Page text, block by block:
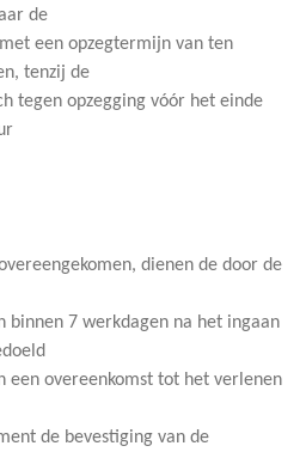
de
een opzegtermijn van ten
tenzij de
tegen opzegging vóór het einde
dienen de door de
binnen 7 werkdagen na het ingaan
een overeenkomst tot het verlenen
de bevestiging van de